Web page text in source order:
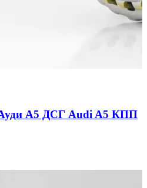
Ауди А5 ДСГ Audi A5 КПП